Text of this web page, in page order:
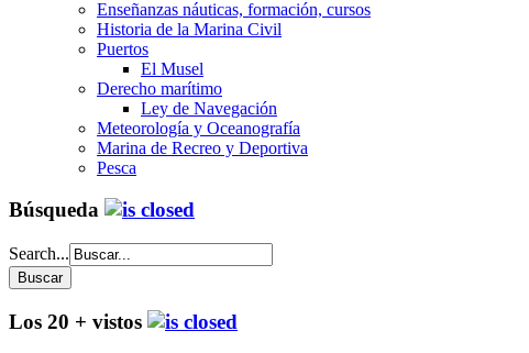
Enseñanzas náuticas, formación, cursos
Historia de la Marina Civil
Puertos
El Musel
Derecho marítimo
Ley de Navegación
Meteorología y Oceanografía
Marina de Recreo y Deportiva
Pesca
Búsqueda
Search...
Los 20 + vistos